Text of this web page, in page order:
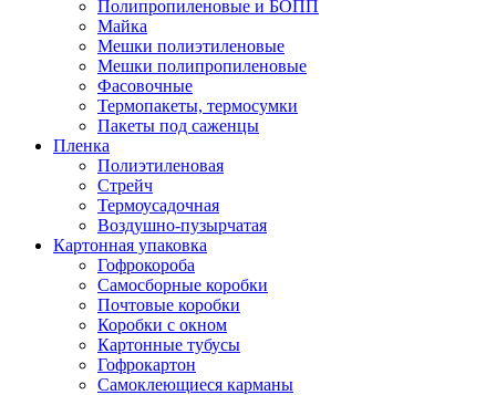
Полипропиленовые и БОПП
Майка
Мешки полиэтиленовые
Мешки полипропиленовые
Фасовочные
Термопакеты, термосумки
Пакеты под саженцы
Пленка
Полиэтиленовая
Стрейч
Термоусадочная
Воздушно-пузырчатая
Картонная упаковка
Гофрокороба
Самосборные коробки
Почтовые коробки
Коробки с окном
Картонные тубусы
Гофрокартон
Самоклеющиеся карманы